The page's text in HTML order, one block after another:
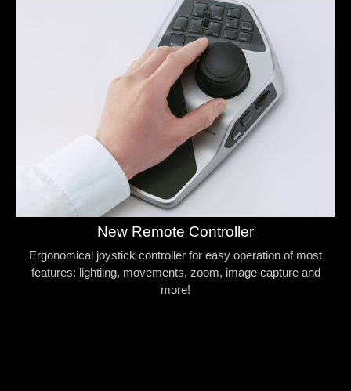
New Remote Controller
Ergonomical joystick controller for easy operation of most
features: lightiing, movements, zoom, image capture and
more!